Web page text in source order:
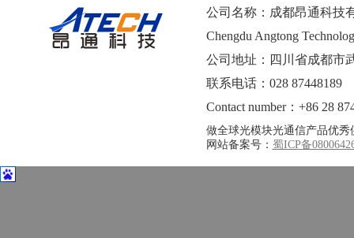
公司名称：成都昂通科技
Chengdu Angtong
公司地址：四川省成都市
联系电话：028 87448189
Contact number：+86 28
做全球光模块光通信产品优
网站备案号： 蜀ICP备